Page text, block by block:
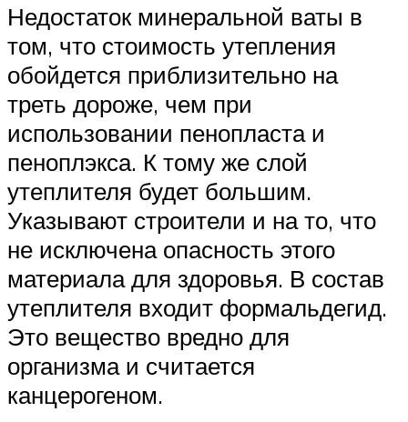
Недостаток минеральной ваты в
том, что стоимость утепления
обойдется приблизительно на
треть дороже, чем при
использовании пенопласта и
пеноплэкса. К тому же слой
утеплителя будет большим.
Указывают строители и на то, что
не исключена опасность этого
материала для здоровья. В состав
утеплителя входит формальдегид.
Это вещество вредно для
организма и считается
канцерогеном.